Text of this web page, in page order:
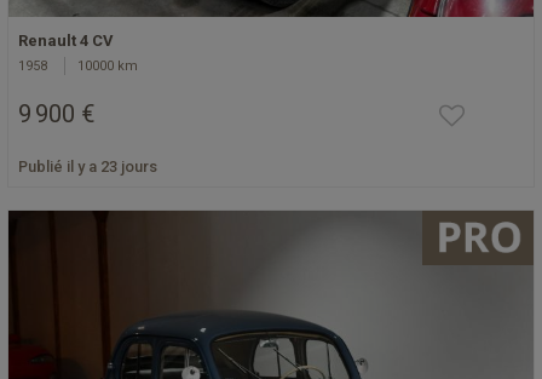
Renault 4 CV
1958 10000 km
9 900 €
Publié il y a 23 jours